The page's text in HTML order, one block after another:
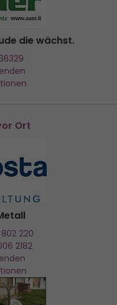
die wächst.
Ort
220
2182